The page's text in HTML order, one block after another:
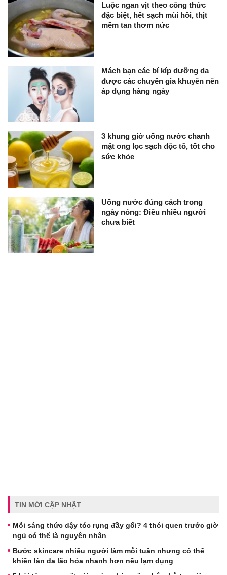
Luộc ngan vịt theo công thức
đặc biệt, hết sạch mùi hôi, thịt
mềm tan thơm nức
Mách bạn các bí kíp dưỡng da
được các chuyên gia khuyên nên
áp dụng hàng ngày
3 khung giờ uống nước chanh
mật ong lọc sạch độc tố, tốt cho
sức khỏe
Uống nước đúng cách trong
ngày nóng: Điều nhiều người
chưa biết
TIN MỚI CẬP NHẬT
Mỗi sáng thức dậy tóc rụng đầy gối? 4 thói quen trước giờ
ngủ có thể là nguyên nhân
Bước skincare nhiều người làm mỗi tuần nhưng có thể
khiến làn da lão hóa nhanh hơn nếu lạm dụng